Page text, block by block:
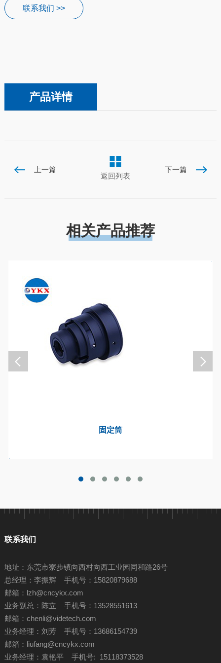
联系我们 >>
产品详情
上一篇
返回列表
下一篇
相关产品推荐
固定筒
联系我们
地址：东莞市寮步镇向西村向西工业园同和路26号
总经理：李振辉 手机号：15820879688
邮箱： lzh@cncykx.com
业务副总：陈立 手机号：13528551613
邮箱： chenli@videtech.com
业务经理：刘芳 手机号：13686154739
邮箱： liufang@cncykx.com
业务经理：袁艳平 手机号: 15118373528